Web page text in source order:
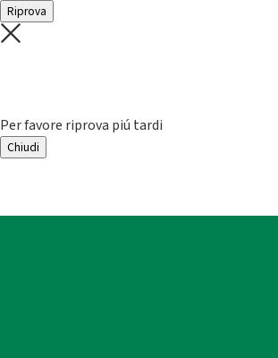
Riprova
Per favore riprova piú tardi
Chiudi